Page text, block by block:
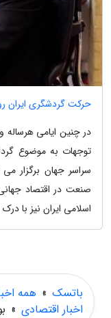
حرکت گردشگری ایران
در چنین ایامی
توجهات به موضوع
سراسر جهان برگزار
صنعت در اقتصاد
اسلامی ایران نیز با
باتسک » همه
اخبار اقتصادی »